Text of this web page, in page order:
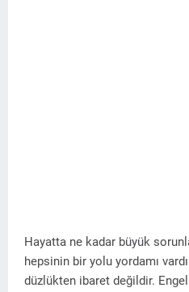
Hayatta ne kadar büyük
hepsinin bir yolu yordamı
düzlükten ibaret değildir.